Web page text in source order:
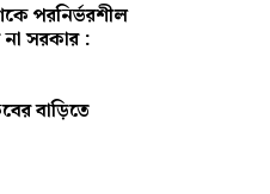
পরনির্ভরশীল
না সরকার :
বাড়িতে